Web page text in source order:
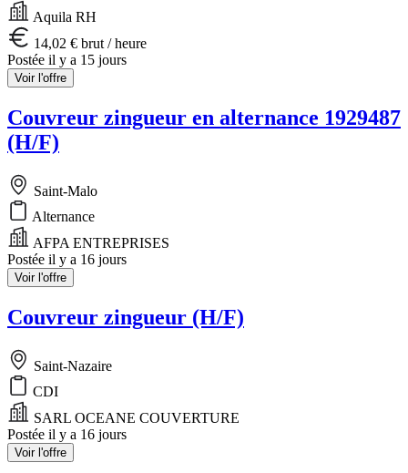
Aquila RH
14,02 € brut / heure
Postée il y a 15 jours
Voir l'offre
Couvreur zingueur en alternance 1929487
(H/F)
Saint-Malo
Alternance
AFPA ENTREPRISES
Postée il y a 16 jours
Voir l'offre
Couvreur zingueur (H/F)
Saint-Nazaire
CDI
SARL OCEANE COUVERTURE
Postée il y a 16 jours
Voir l'offre